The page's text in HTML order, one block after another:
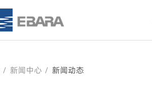
新闻中心 新闻动态